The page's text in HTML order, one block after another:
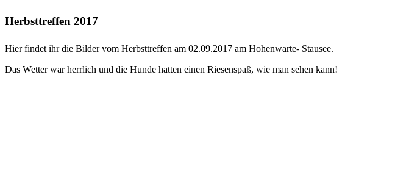
Herbsttreffen 2017
Hier findet ihr die Bilder vom Herbsttreffen am 02.09.2017 am Hohenwarte- Stausee.
Das Wetter war herrlich und die Hunde hatten einen Riesenspaß, wie man sehen kann!